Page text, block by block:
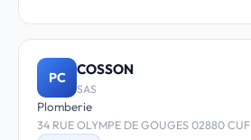
PC COSSON
SAS
Plomberie
34 RUE OLYMPE DE GOUGES 02880